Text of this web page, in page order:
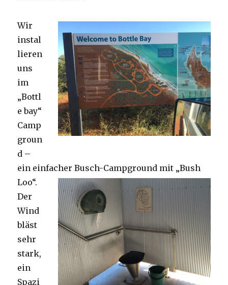
Wir
instal
lieren
uns
im
„Bottl
e bay“
Camp
groun
d –
ein einfacher Busch-Campground mit „Bush
Loo“.
Der
Wind
bläst
sehr
stark,
ein
Spazi